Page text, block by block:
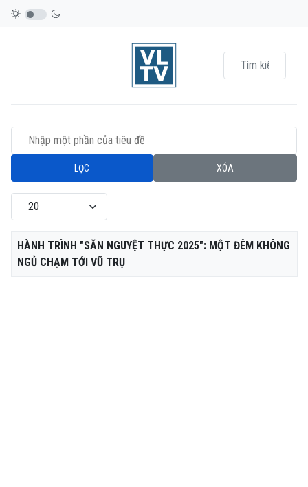
Nhập một phần của tiêu đề
LỌC XÓA
Hiển thị #
Tiêu đề
HÀNH TRÌNH "SĂN NGUYỆT THỰC 2025": MỘT ĐÊM KHÔNG
NGỦ CHẠM TỚI VŨ TRỤ